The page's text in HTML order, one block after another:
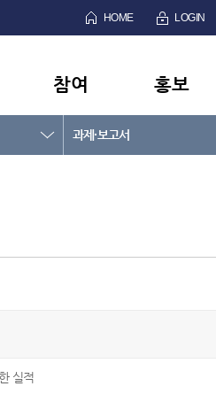
HOME LOGIN
참여 홍보
과제·보고서
실적